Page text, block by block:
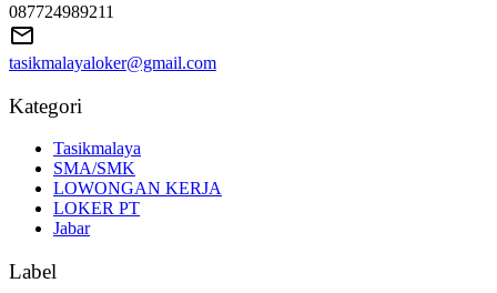
087724989211
tasikmalayaloker@gmail.com
Kategori
Tasikmalaya
SMA/SMK
LOWONGAN KERJA
LOKER PT
Jabar
Label